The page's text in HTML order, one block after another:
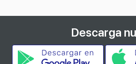
Descarga